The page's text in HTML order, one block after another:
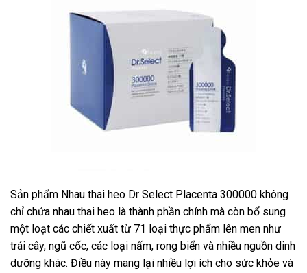
Sản phẩm Nhau thai heo Dr Select Placenta 300000 không
chỉ chứa nhau thai heo là thành phần chính mà còn bổ sung
một loạt các chiết xuất từ 71 loại thực phẩm lên men như
trái cây, ngũ cốc, các loại nấm, rong biển và nhiều nguồn dinh
dưỡng khác. Điều này mang lại nhiều lợi ích cho sức khỏe và